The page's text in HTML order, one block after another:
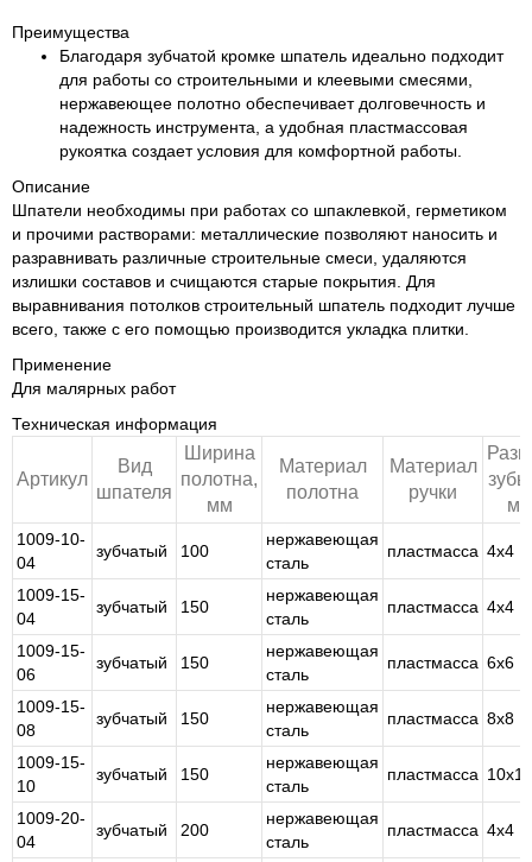
Преимущества
Благодаря зубчатой кромке шпатель идеально подходит
для работы со строительными и клеевыми смесями,
нержавеющее полотно обеспечивает долговечность и
надежность инструмента, а удобная пластмассовая
рукоятка создает условия для комфортной работы.
Описание
Шпатели необходимы при работах со шпаклевкой, герметиком
и прочими растворами: металлические позволяют наносить и
разравнивать различные строительные смеси, удаляются
излишки составов и счищаются старые покрытия. Для
выравнивания потолков строительный шпатель подходит лучше
всего, также с его помощью производится укладка плитки.
Применение
Для малярных работ
Техническая информация
Артикул
Вид
шпателя
Ширина
полотна,
мм
Материал
полотна
Материал
ручки
мм
1009-10-
04
зубчатый 100
нержавеющая
сталь
пластмасса 4х4
1009-15-
04
зубчатый 150
нержавеющая
сталь
пластмасса 4х4
1009-15-
06
зубчатый 150
нержавеющая
сталь
пластмасса 6х6
1009-15-
08
зубчатый 150
нержавеющая
сталь
пластмасса 8х8
1009-15-
10
зубчатый 150
нержавеющая
сталь
пластмасса 10х10
1009-20-
04
зубчатый 200
нержавеющая
сталь
пластмасса 4х4